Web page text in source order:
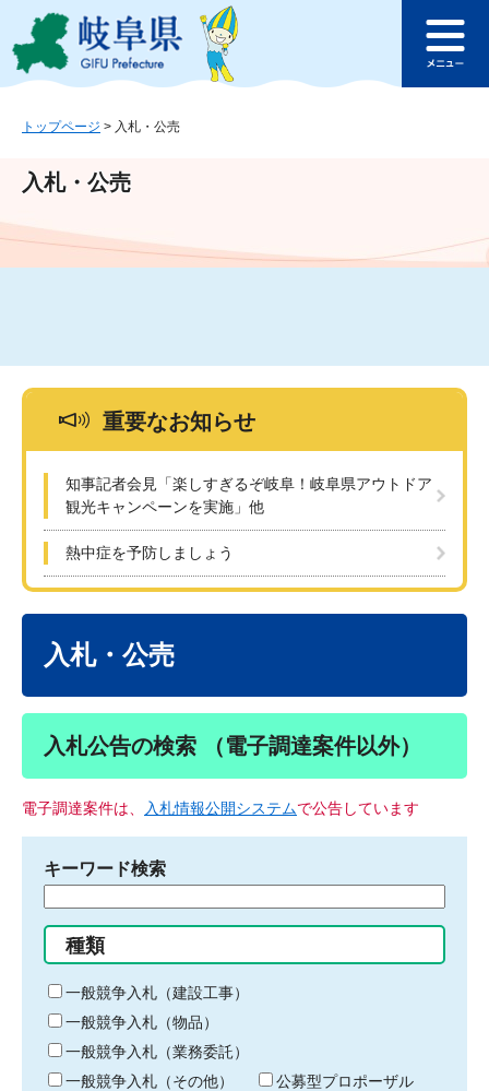
ジ
ュ
文
このページの本文へ
ュ
トップページ > 入札・公売
入札・公売
重要なお知らせ
知事記者会見「楽しすぎるぞ岐阜！岐阜県アウトドア
観光キャンペーンを実施」他
熱中症を予防しましょう
入札・公売
入札公告の検索 （電子調達案件以外）
電子調達案件は、 入札情報公開システムで公告しています
キーワード検索
る
キ
ー
ワ
ー
ド
種類
一般競争入札（建設工事）
一般競争入札（物品）
一般競争入札（業務委託）
一般競争入札（その他）
公募型プロポーザル